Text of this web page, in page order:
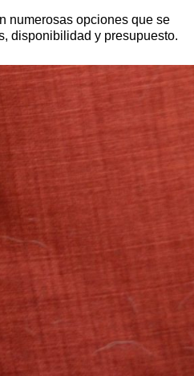
numerosas opciones que se
disponibilidad y presupuesto.